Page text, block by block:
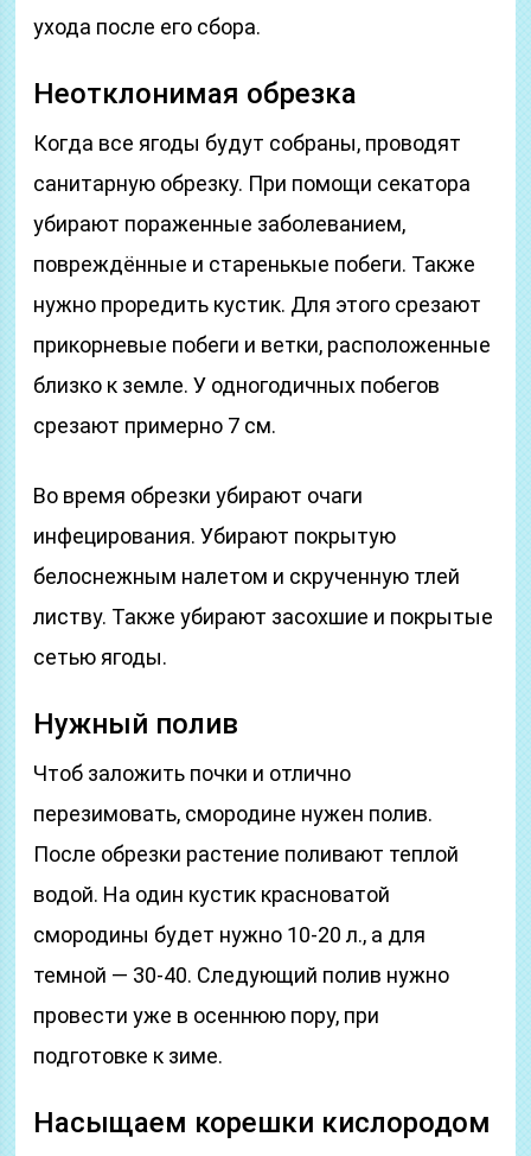
ухода после его сбора.
Неотклонимая обрезка
Когда все ягоды будут собраны, проводят
санитарную обрезку. При помощи секатора
убирают пораженные заболеванием,
повреждённые и старенькые побеги. Также
нужно проредить кустик. Для этого срезают
прикорневые побеги и ветки, расположенные
близко к земле. У одногодичных побегов
срезают примерно 7 см.
Во время обрезки убирают очаги
инфецирования. Убирают покрытую
белоснежным налетом и скрученную тлей
листву. Также убирают засохшие и покрытые
сетью ягоды.
Нужный полив
Чтоб заложить почки и отлично
перезимовать, смородине нужен полив.
После обрезки растение поливают теплой
водой. На один кустик красноватой
смородины будет нужно 10-20 л., а для
темной — 30-40. Следующий полив нужно
провести уже в осеннюю пору, при
подготовке к зиме.
Насыщаем корешки кислородом